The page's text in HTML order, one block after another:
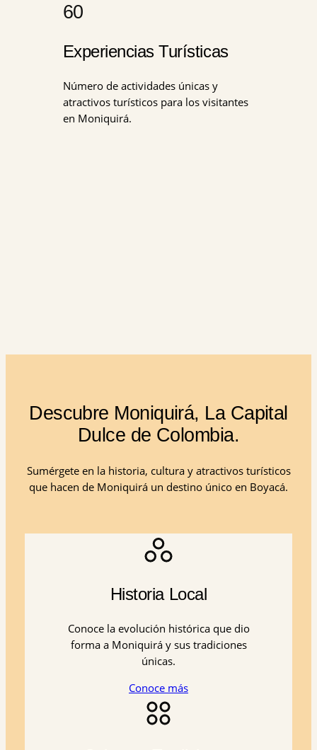
60
Experiencias Turísticas
Número de actividades únicas y
atractivos turísticos para los visitantes
en Moniquirá.
Descubre Moniquirá, La Capital
Dulce de Colombia.
Sumérgete en la historia, cultura y atractivos turísticos
que hacen de Moniquirá un destino único en Boyacá.
Historia Local
Conoce la evolución histórica que dio
forma a Moniquirá y sus tradiciones
únicas.
Conoce más